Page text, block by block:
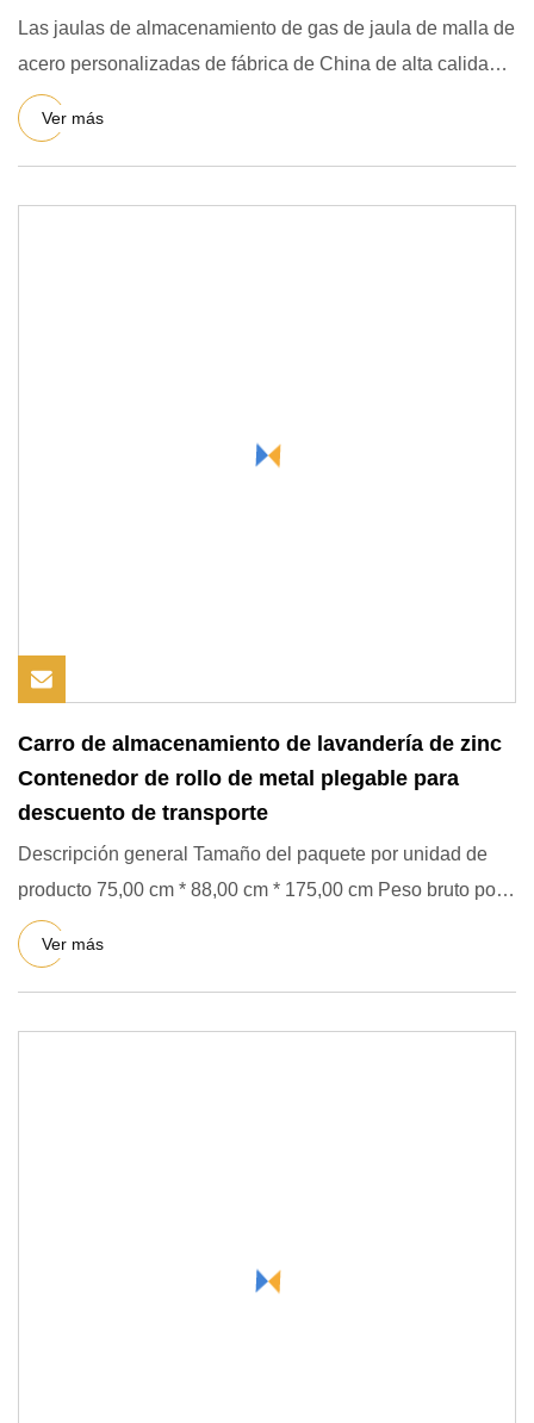
Las jaulas de almacenamiento de gas de jaula de malla de
acero personalizadas de fábrica de China de alta calidad
para l
Ver más
Carro de almacenamiento de lavandería de zinc
Contenedor de rollo de metal plegable para
descuento de transporte
Descripción general Tamaño del paquete por unidad de
producto 75,00 cm * 88,00 cm * 175,00 cm Peso bruto por
unidad de p
Ver más